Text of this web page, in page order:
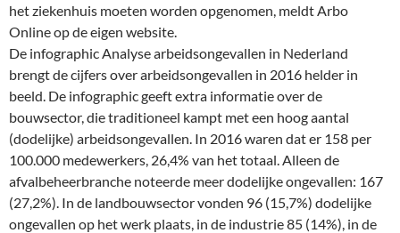
het ziekenhuis moeten worden opgenomen, meldt Arbo
Online op de eigen website.
De infographic Analyse arbeidsongevallen in Nederland
brengt de cijfers over arbeidsongevallen in 2016 helder in
beeld. De infographic geeft extra informatie over de
bouwsector, die traditioneel kampt met een hoog aantal
(dodelijke) arbeidsongevallen. In 2016 waren dat er 158 per
100.000 medewerkers, 26,4% van het totaal. Alleen de
afvalbeheerbranche noteerde meer dodelijke ongevallen: 167
(27,2%). In de landbouwsector vonden 96 (15,7%) dodelijke
ongevallen op het werk plaats, in de industrie 85 (14%), in de